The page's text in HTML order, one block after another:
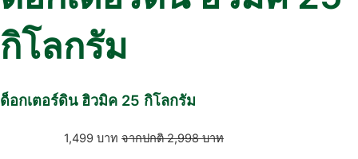
กิโลกรัม
ด็อกเตอร์ดิน ฮิวมิค 25 กิโลกรัม
1,499 บาท 2,998บาท